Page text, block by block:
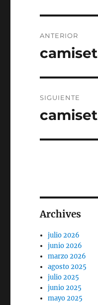
de
ANTERIOR
Entrada
SIGUIENTE
Entrada
Archives
julio 2026
junio 2026
marzo 2026
agosto 2025
julio 2025
junio 2025
mayo 2025